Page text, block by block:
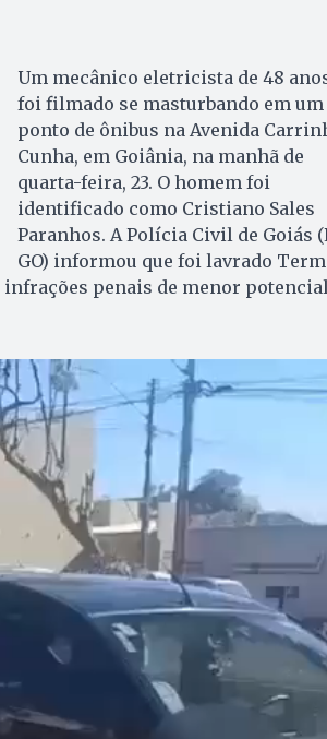
Um mecânico eletricista de 48
foi filmado se masturbando em um
ponto de ônibus na Avenida
Cunha, em Goiânia, na manhã de
quarta-feira, 23. O homem foi
identificado como Cristiano Sales
Paranhos. A Polícia Civil de Goiás
GO) informou que foi lavrado
penais de menor potencial